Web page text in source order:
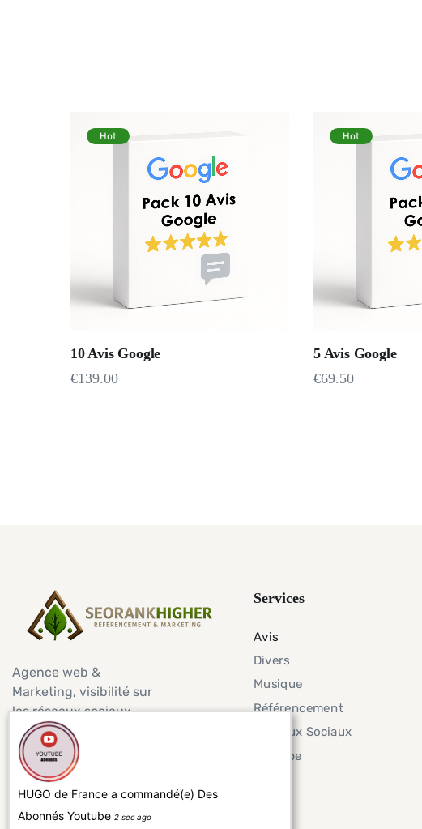
Hot
10 Avis Google
€139.00
Hot
5 Avis Google
€69.50
Agence web &
Marketing, visibilité sur
les réseaux sociaux,
avis google &
trustpilot, service de
rédaction et de
création de contenu
Services
Avis
Divers
Musique
Référencement
Réseaux Sociaux
Youtube
HUGO de France a commandé(e) Des
Abonnés Youtube 2 sec ago